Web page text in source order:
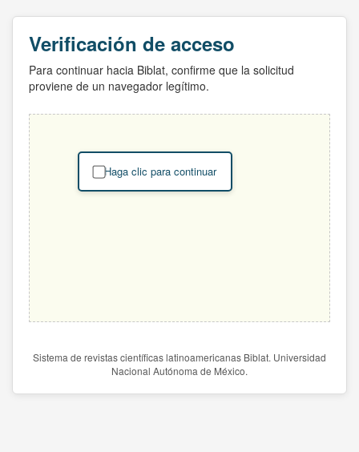
Verificación de acceso
Para continuar hacia Biblat, confirme que la solicitud
proviene de un navegador legítimo.
Haga clic para continuar
Sistema de revistas científicas latinoamericanas Biblat. Universidad
Nacional Autónoma de México.